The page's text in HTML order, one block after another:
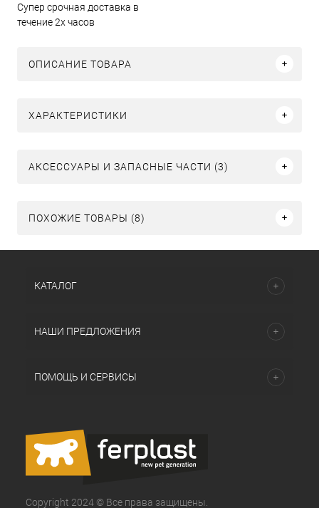
Супер срочная доставка в
течение 2х часов
ОПИСАНИЕ ТОВАРА
ХАРАКТЕРИСТИКИ
АКСЕССУАРЫ И ЗАПАСНЫЕ ЧАСТИ (3)
ПОХОЖИЕ ТОВАРЫ (8)
КАТАЛОГ
НАШИ ПРЕДЛОЖЕНИЯ
ПОМОЩЬ И СЕРВИСЫ
Copyright 2024 © Все права защищены.